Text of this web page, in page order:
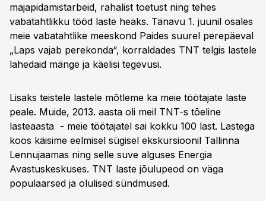
majapidamistarbeid, rahalist toetust ning tehes
vabatahtlikku tööd laste heaks. Tänavu 1. juunil osales
meie vabatahtlike meeskond Paides suurel perepäeval
„Laps vajab perekonda“, korraldades TNT telgis lastele
lahedaid mänge ja käelisi tegevusi.
Lisaks teistele lastele mõtleme ka meie töötajate laste
peale. Muide, 2013. aasta oli meil TNT-s tõeline
lasteaasta - meie töötajatel sai kokku 100 last. Lastega
koos käisime eelmisel sügisel ekskursioonil Tallinna
Lennujaamas ning selle suve alguses Energia
Avastuskeskuses. TNT laste jõulupeod on väga
populaarsed ja olulised sündmused.